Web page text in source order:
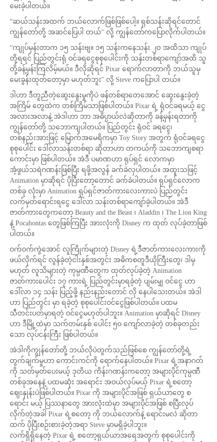
မေးခဲ့ပါတယ်။
“ဆယ်သန်းအထက် ဘယ်လောက်ဖြစ်ဖြစ်ပေါ့။ ရှစ်သန်းဆိုရင်တောင်
ကျွန်တော်တို့ အဆင်ပြေပါ တယ်" လို့ ကျွန်တော်ကပြောလိုက်ပါတယ်။
“ကျုပ်မှန်းတာက ၁၅ သန်းဗျ။ ၁၅ သန်းကနေသန်း ၂၀ အထိသာ ကျုပ်
တို့ရရင် ပြည်တွင်းရုံ ဝင်ခရငွေစုစုပေါင်းကို သန်းတစ်ရာကျော်အထိ သူ
တို့ခန့်မှန်းကြလိမ့်မယ်။ ဒီလိုဆိုရင် Pixar ရောက်လာတာကို ဘယ်သူမှ
မေးခွန်းထုတ်တော့မှာ မဟုတ်ဘူး" လို့ Steve ကပြောပါ တယ်။
ဒါဟာ ဒီတူညီတဲ့ဆွေးနွေးမှုကိုပဲ ဖန်တစ်ရာတေအောင် ဆွေးနွေးခဲ့တဲ့
အကြိမ် တွေထဲက တစ်ကြိမ်သာဖြစ်ပါတယ်။ Pixar ရဲ့ ရုံဝင်ခရမယ့် ငွေ
အလားအလာနဲ့ အဲဒါဟာ ဘာ အဓိပ္ပာယ်လဲဆိုတာကို ခန့်မှန်းရတာကို
ကျွန်တော်တို့ သဘောကျပါတယ်။ ပြည်တွင်း ရုံဝင် ခရငွေ၊
တစ်နည်းအားဖြင့် မြောက်အမေရိကမှာ Toy Story အတွက် ရုံဝင်ခရငွေ
စုစုပေါင်း ဒေါ်လာသန်းတစ်ရာ ဆိုတာဟာ တကယ်ကို သဘောကျစရာ
ကောင်းမှာ ဖြစ်ပါတယ်။ အဲဒီ ပမာဏဟာ ရုပ်ရှင် လောကမှာ
အံ့ဖွယ်သရဲဂဏန်းဖြစ်ပြီး ရဖို့အလွန် ခက်ခဲလှပါတယ်။ အထူးသဖြင့်
Animation မှာဆိုရင် ပိုပြီးတော့တောင် ခက်ခဲပါတယ်။ ရုပ်ရှင်လောက
တစ်ခု လုံးမှာ Animation ရုပ်ရှင်ဇာတ်ကားလေးကားပဲ ပြည်တွင်း
လက်မှတ်ရောင်းရငွေ ဒေါ်လာ သန်းတစ်ရာကျော်ခဲ့ပါတယ်။ အဲဒီ
ဇာတ်ကားတွေကတော့ Beauty and the Beast ၊ Aladdin ၊ The Lion King
နဲ့ Pocahontas တွေဖြစ်ကြပြီး အားလုံးကို Disney က ထုတ် လုပ်ခဲ့တာဖြစ်
ပါတယ်။
ဝက်ဝက်ကွဲအောင် လူကြိုက်များတဲ့ Disney ရဲ့ဒီဇာတ်ကားလေးကားကို
ဖယ်လိုက်ရင် လွန်ခဲ့တဲ့ငါးနှစ်အတွင်း အဓိကစတူဒီယိုကြီးတွေ၊ ဒါမှ
မဟုတ် လူသိများတဲ့ ကုမ္ပဏီတွေက ထုတ်လုပ်ခဲ့တဲ့ Animation
ဇာတ်ကားပေါင်း ၁၇ ကားရဲ့ ပြည်တွင်းမှာရခဲ့တဲ့ ပျမ်းမျှ ဝင်ငွေ ဟာ
ဒေါ်လာ ၁၄ သန်း ပြည့်ဖို့ နည်းနည်းတောင် လို နေပါသေးတယ်။ အဲဒါ
ဟာ ပြည်တွင်း မှာ ရခဲ့တဲ့ စုစုပေါင်းဝင်ငွေဖြစ်ပါတယ်။ ပထမ
သီတင်းပတ်မှာရတဲ့ ဝင်ငွေမဟုတ်ပါဘူး။ Animation မှာဆိုရင် Disney
ဟာ ဒီမြို့ထဲမှာ သက်တမ်းနှစ် ပေါင်း ၅၀ ကျော်လာခဲ့တဲ့ တစ်ခုတည်း
သော လုပ်ငန်းကြီး ဖြစ်ပါတယ်။
အဲဒါကိုကျွန်တော်တို့ ဘယ်လိုပဲတွက်သည်ဖြစ်စေ ကျွန်တော်တို့ရဲ့
တွက်ချက်မှုဟာ ကောင်းကင်ကို ရောက်နေပါတယ်။ Pixar ရဲ့အနာဂတ်
ကို သတ်မှတ်ပေးမယ့် ဒုတိယ ကိန်းဂဏန်းကတော့ အများပိုင်ကုမ္ပဏီ
တစ်ခုအနေနဲ့ ပထမဆုံး အရောင်း အဝယ်လုပ်မယ့် Pixar ရဲ့စတော့
ဈေးနှုန်းပဲဖြစ်ပါတယ်။ Pixar ကို အများပိုင်အဖြစ် ရှယ်ယာတွေ စ
ရောင်း မယ့် ပြဿနာတွေ အားလုံးထဲမှာ အများပိုင်အဖြစ် စပြီးလုပ်
လိုက်တဲ့အခါ Pixar ရဲ့စတော့ ကို ဘယ်လောက်နဲ့ ရောင်းမလဲ ဆိုတာ
ထက် ပိုပြီးစဉ်းစားခဲ့တဲ့အရာ Steve မှာမရှိခဲ့ပါဘူး။
လက်ရှိရှိနေတဲ့ Pixar ရဲ့ စတော့ရှယ်ယာအရေအတွက် စုစုပေါင်းကို